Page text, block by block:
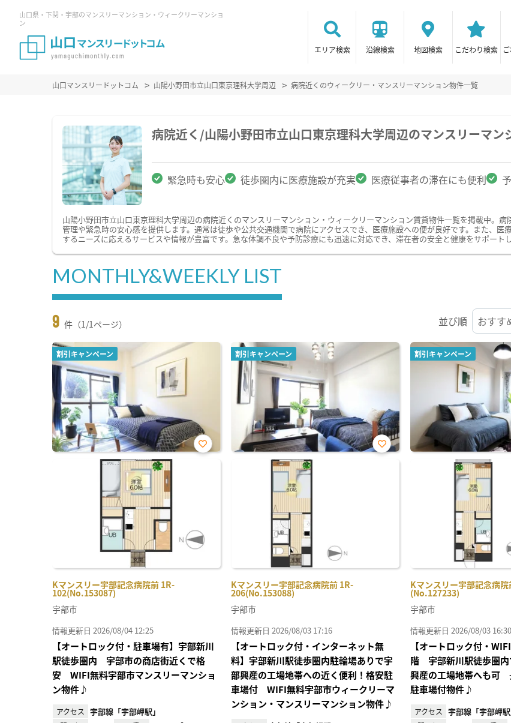
山口県・下関・宇部のマンスリーマンション・ウィークリーマンショ
ン
エリア検索 沿線検索 地図検索 こだわり検索
山口マンスリードットコム 山陽小野田市立山口東京理科大学周辺 病院近くのウィークリー・マンスリーマンション物件一覧
病院近く/山陽小野田市立山口東京理科大学周辺のマンスリーマ
緊急時も安心 徒歩圏内に医療施設が充実 医療従事者の滞在にも便利
山陽小野田市立山口東京理科大学周辺の病院近くのマンスリーマンション・ウィークリーマンション賃貸物件一覧を掲載中。
管理や緊急時の安心感を提供します。通常は徒歩や公共交通機関で病院にアクセスでき、医療施設への便が良好です。また、
するニーズに応えるサービスや情報が豊富です。急な体調不良や予防診療にも迅速に対応でき、滞在者の安全と健康をサポートし
MONTHLY&WEEKLY LIST
9 件（1/1ページ） 並び順
割引キャンペーン
Kマンスリー宇部記念病院前 1R-
102(No.153087)
お気
宇部市
情報更新日 2026/08/04 12:25
【オートロック付・駐車場有】宇部新川
駅徒歩圏内 宇部市の商店街近くで格
安 WIFI無料宇部市マンスリーマンショ
ン物件♪
アクセス 宇部線「宇部岬駅」
割引キャンペーン
Kマンスリー宇部記念病院前 1R-
206(No.153088)
お気
宇部市
情報更新日 2026/08/03 17:16
【オートロック付・インターネット無
料】宇部新川駅徒歩圏内駐輪場ありで宇
部興産の工場地帯への近く便利！格安駐
車場付 WIFI無料宇部市ウィークリーマ
ンション・マンスリーマンション物件♪
割引キャンペーン
Kマンスリー宇部記念病院
(No.127233)
宇部市
情報更新日 2026/08/03 16:30
【オートロック付・
階 宇部新川駅徒歩圏内
興産の工場地帯へも可
駐車場付物件♪
アクセス 宇部線「宇部岬駅